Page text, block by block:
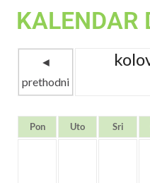
KALENDAR
◄
prethodni
Pon Uto Sri